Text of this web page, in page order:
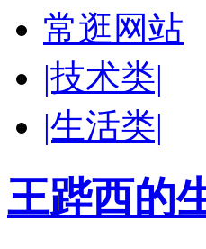
常逛网站
|技术类|
|生活类|
王跸西的